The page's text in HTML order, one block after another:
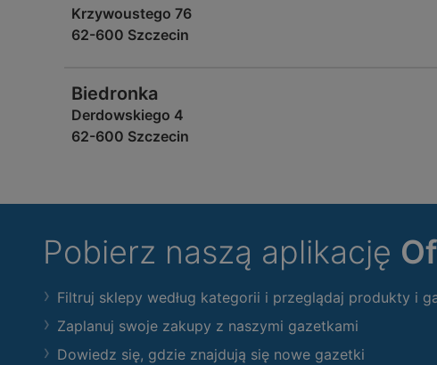
Krzywoustego 76
62-600 Szczecin
Biedronka
Derdowskiego 4
62-600 Szczecin
Pobierz naszą aplikację
Filtruj sklepy według kategorii i przeglądaj produkty i
Zaplanuj swoje zakupy z naszymi gazetkami
Dowiedz się, gdzie znajdują się nowe gazetki